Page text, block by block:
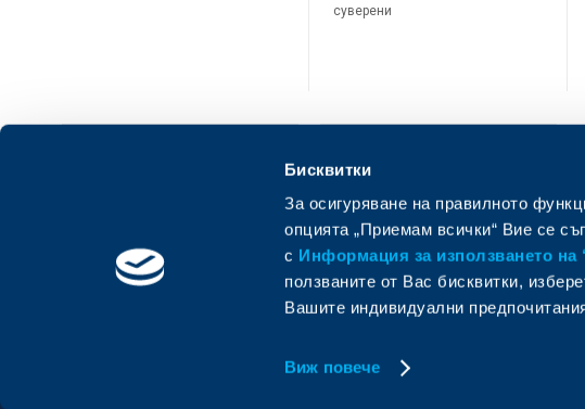
Бисквитки
За осигуряване на правилното
опцията „Приемам всички“ Вие се
с Информация за използването на
ползваните от Вас бисквитки,
Вашите индивидуални
Виж повече
суверени
ОББ Мобайл
Member of KBC group